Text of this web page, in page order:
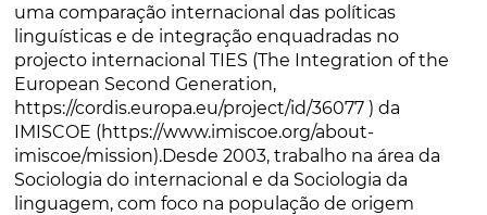
uma comparação internacional das políticas
linguísticas e de integração enquadradas no
projecto internacional TIES (The Integration of the
European Second Generation,
https://cordis.europa.eu/project/id/36077 ) da
IMISCOE (https://www.imiscoe.org/about-
imiscoe/mission).Desde 2003, trabalho na área da
Sociologia do internacional e da Sociologia da
linguagem, com foco na população de origem